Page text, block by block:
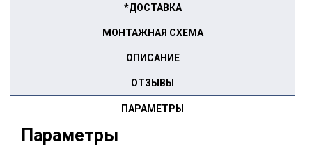
ПАРАМЕТРЫ
*ДОСТАВКА
МОНТАЖНАЯ СХЕМА
ОПИСАНИЕ
ОТЗЫВЫ
Параметры